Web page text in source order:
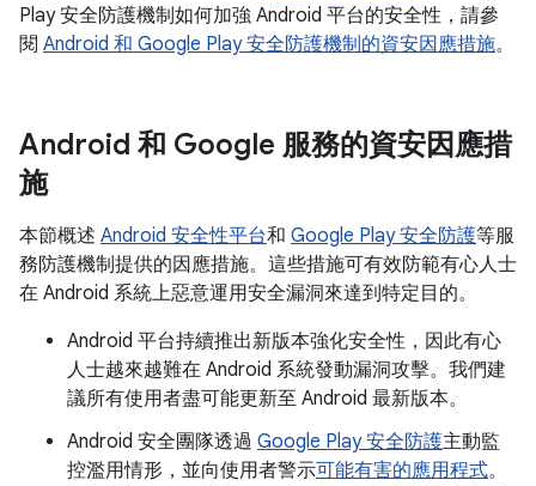
Play 安全防護機制如何加強 Android 平台的安全性，請參
閱 Android 和 Google Play 安全防護機制的資安因應措施。
Android 和 Google 服務的資安因應措
施
本節概述 Android 安全性平台和 Google Play 安全防護等服
務防護機制提供的因應措施。這些措施可有效防範有心人士
在 Android 系統上惡意運用安全漏洞來達到特定目的。
Android 平台持續推出新版本強化安全性，因此有心
人士越來越難在 Android 系統發動漏洞攻擊。我們建
議所有使用者盡可能更新至 Android 最新版本。
Android 安全團隊透過 Google Play 安全防護主動監
控濫用情形，並向使用者警示可能有害的應用程式。